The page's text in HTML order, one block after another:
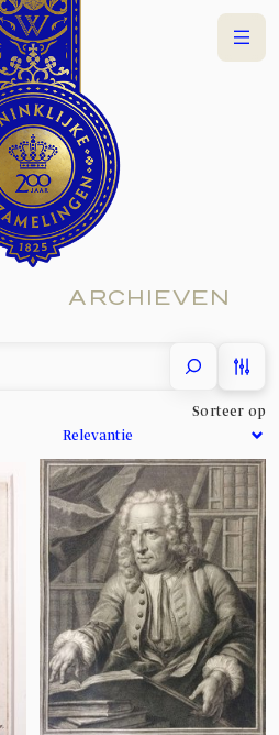
Menu
ARCHIEVEN
filter
Sorteer op